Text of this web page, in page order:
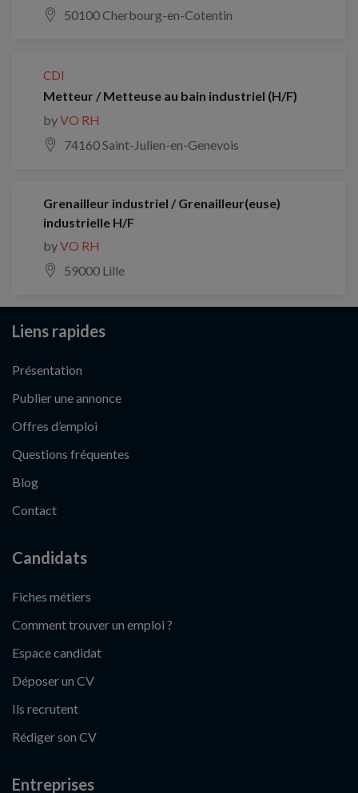
50100 Cherbourg-en-Cotentin
CDI
Metteur / Metteuse au bain industriel (H/F)
byVO RH
74160 Saint-Julien-en-Genevois
Grenailleur industriel / Grenailleur(euse)
industrielle H/F
byVO RH
59000 Lille
Liens rapides
Présentation
Publier une annonce
Offres d’emploi
Questions fréquentes
Blog
Contact
Candidats
Fiches métiers
Comment trouver un emploi ?
Espace candidat
Déposer un CV
Ils recrutent
Rédiger son CV
Entreprises